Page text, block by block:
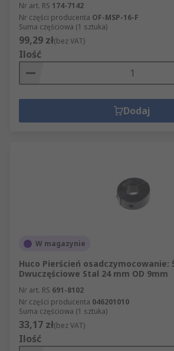
Nr art. RS 174-7142
Nr części producenta OF-MSP-16-F
Suma częściowa (1 sztuka)
99,29 zł(bez VAT)
Ilość
Dodaj
W magazynie
Huco Pierścień osadczymocowanie:
Dwuczęściowe Stal 24 mm OD 9mm
Nr art. RS 691-8102
Nr części producenta 046201010
Suma częściowa (1 sztuka)
33,17 zł(bez VAT)
Ilość